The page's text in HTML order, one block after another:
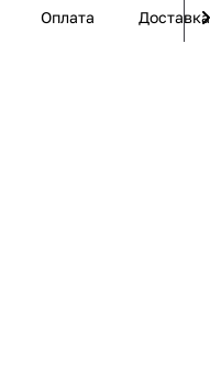
Оплата Доставка